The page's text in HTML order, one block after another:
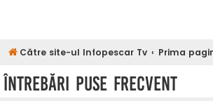
Către site-ul Infopescar Tv Prima
Întrebări puse frecvent